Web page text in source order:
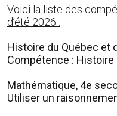
Voici la liste des
d’été 2026 :
Histoire du Québec et
Compétence :
Mathématique, 4e
Utiliser un